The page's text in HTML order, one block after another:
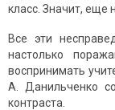
класс. Значит, еще
Все эти
настолько
воспринимать
А. Данильченко
контраста.